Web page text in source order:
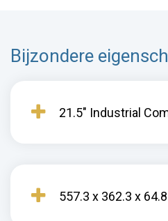
Bijzondere
21.5" Industrial
557.3 x 362.3 x